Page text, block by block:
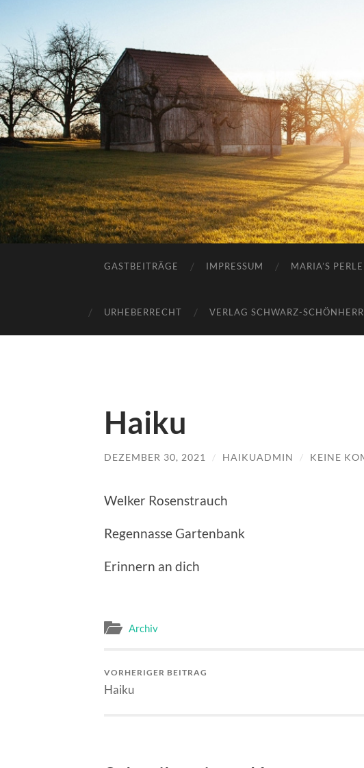
GASTBEITRÄGE IMPRESSUM MARIA’S
URHEBERRECHT VERLAG SCHWARZ-SCHÖNHERR
Haiku
DEZEMBER 30, 2021 / HAIKUADMIN / KEINE
Welker Rosenstrauch
Regennasse Gartenbank
Erinnern an dich
Archiv
VORHERIGER BEITRAG
Haiku